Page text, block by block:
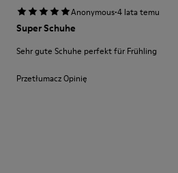
Anonymous·4 lata temu
Super Schuhe
Sehr gute Schuhe perfekt für Frühling
Przetłumacz Opinię